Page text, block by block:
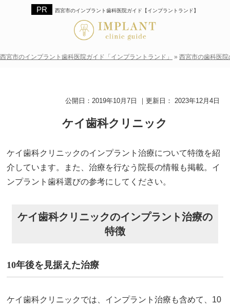
西宮市のインプラント歯科医院ガイド【インプラントランド】
西宮市のインプラント歯科医院ガイド「インプラントランド」 » 西宮市の歯科医
公開日： 2019年10月7日 ｜更新日： 2023年12月4日
ケイ歯科クリニック
ケイ歯科クリニックのインプラント治療について特徴を紹
介しています。また、治療を行なう院長の情報も掲載。イ
ンプラント歯科選びの参考にしてください。
ケイ歯科クリニックのインプラント治療の
特徴
10年後を見据えた治療
ケイ歯科クリニックでは、インプラント治療も含めて、10